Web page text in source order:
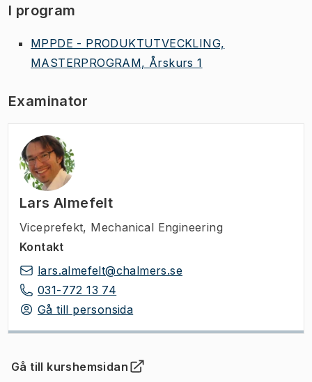
I program
MPPDE - PRODUKTUTVECKLING,
MASTERPROGRAM, Årskurs 1
Examinator
Lars Almefelt
Viceprefekt, Mechanical Engineering
Kontakt
lars.almefelt@chalmers.se
031-772 13 74
Gå till personsida
Gå till kurshemsidan
(Öppnas i ny flik)